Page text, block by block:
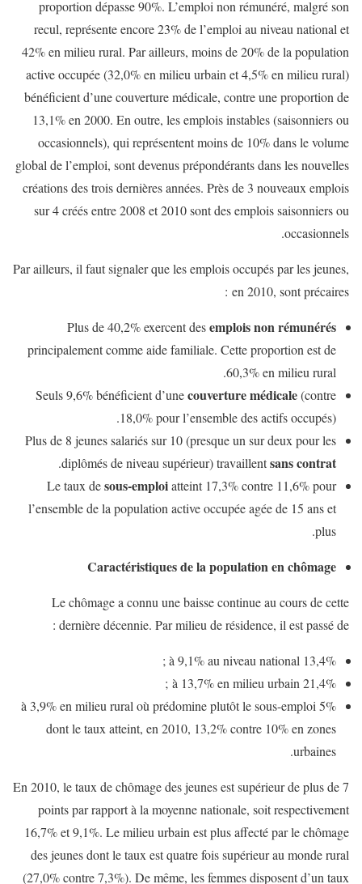
proportion dépasse 90%. L’emploi non rémunéré, malgré son
recul, représente encore 23% de l’emploi au niveau national et
42% en milieu rural. Par ailleurs, moins de 20% de la population
active occupée (32,0% en milieu urbain et 4,5% en milieu rural)
bénéficient d’une couverture médicale, contre une proportion de
13,1% en 2000. En outre, les emplois instables (saisonniers ou
occasionnels), qui représentent moins de 10% dans le volume
global de l’emploi, sont devenus prépondérants dans les nouvelles
créations des trois dernières années. Près de 3 nouveaux emplois
sur 4 créés entre 2008 et 2010 sont des emplois saisonniers ou
occasionnels.
Par ailleurs, il faut signaler que les emplois occupés par les jeunes,
en 2010, sont précaires :
Plus de 40,2% exercent desemplois non rémunérés
principalement comme aide familiale. Cette proportion est de
60,3% en milieu rural.
Seuls 9,6% bénéficient d’unecouverture médicale(contre
18,0% pour l’ensemble des actifs occupés).
Plus de 8 jeunes salariés sur 10 (presque un sur deux pour les
diplômés de niveau supérieur) travaillentsans contrat
.
Le taux desous-emploiatteint 17,3% contre 11,6% pour
l’ensemble de la population active occupée agée de 15 ans et
plus.
Caractéristiques de la population en chômage
Le chômage a connu une baisse continue au cours de cette
dernière décennie. Par milieu de résidence, il est passé de :
13,4% à 9,1% au niveau national ;
21,4% à 13,7% en milieu urbain ;
5% à 3,9% en milieu rural où prédomine plutôt le sous-emploi
dont le taux atteint, en 2010, 13,2% contre 10% en zones
urbaines.
En 2010, le taux de chômage des jeunes est supérieur de plus de 7
points par rapport à la moyenne nationale, soit respectivement
16,7% et 9,1%. Le milieu urbain est plus affecté par le chômage
des jeunes dont le taux est quatre fois supérieur au monde rural
(27,0% contre 7,3%). De même, les femmes disposent d’un taux